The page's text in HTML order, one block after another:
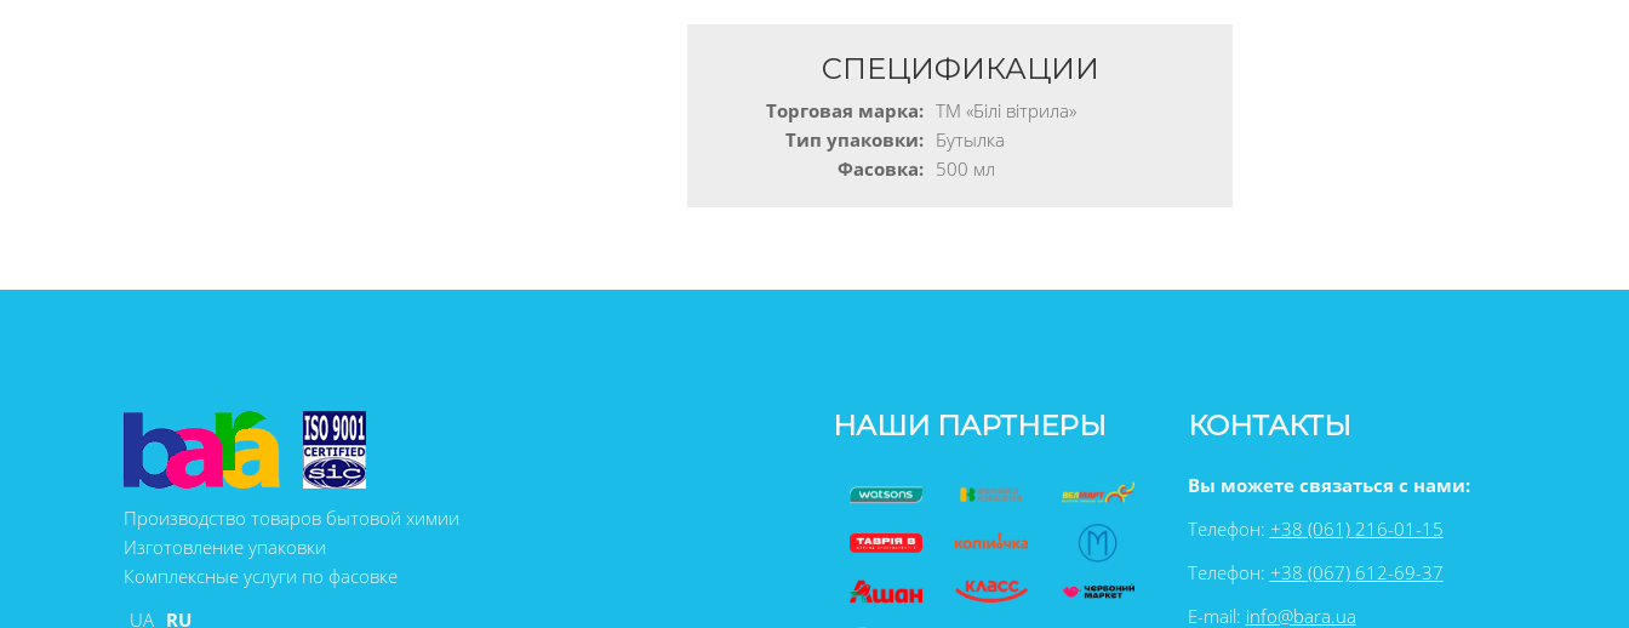
СПЕЦИФИКАЦИИ
Торговая марка: ТМ «Білі вітрила»
Тип упаковки: Бутылка
Фасовка: 500 мл
Производство товаров бытовой химии
Изготовление упаковки
Комплексные услуги по фасовке
UA RU
НАШИ ПАРТНЕРЫ КОНТАКТЫ
Вы можете связаться с нами:
Телефон: +38 (061) 216-01-15
Телефон: +38 (067) 612-69-37
E-mail: info@bara.ua